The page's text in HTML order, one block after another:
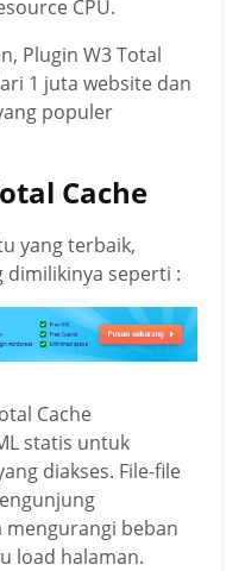
CPU.
Plugin W3 Total
1 juta website dan
populer
Cache
yang terbaik,
dimilikinya seperti :
Cache
statis untuk
diakses. File-file
mengurangi beban
load halaman.